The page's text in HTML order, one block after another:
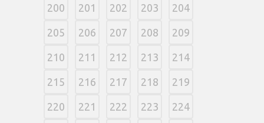
200 201 202 203 204
205 206 207 208 209
210 211 212 213 214
215 216 217 218 219
220 221 222 223 224